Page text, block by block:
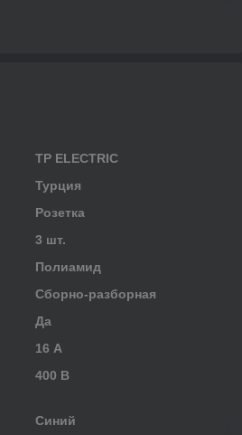
TP ELECTRIC
Турция
Розетка
3 шт.
Полиамид
Сборно-разборная
Да
16 А
400 В
Синий